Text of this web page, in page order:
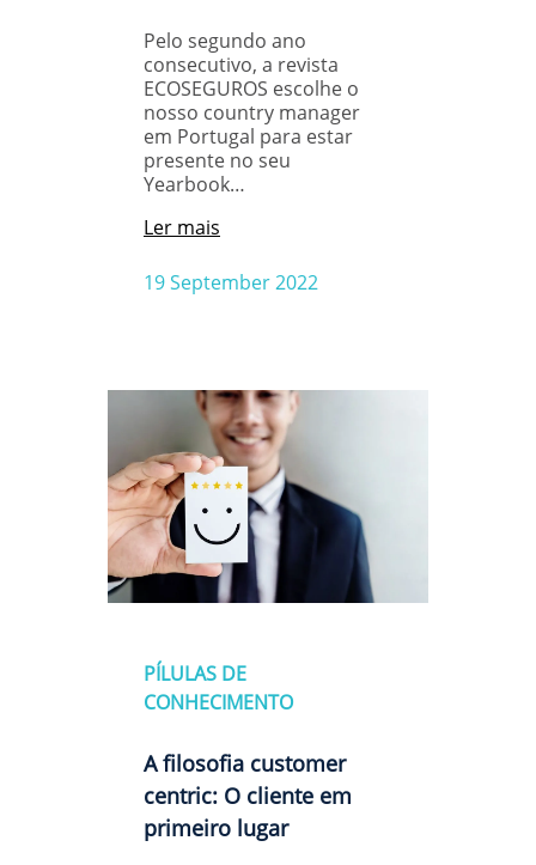
Pelo segundo ano
consecutivo, a revista
ECOSEGUROS escolhe o
nosso country manager
em Portugal para estar
presente no seu
Yearbook…
19 September 2022
Ler mais
PÍLULAS DE
CONHECIMENTO
A filosofia customer
centric: O cliente em
primeiro lugar